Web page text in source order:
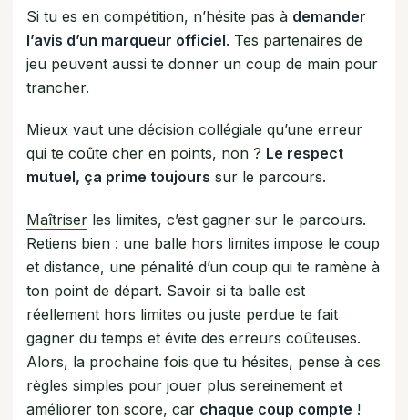
Si tu es en compétition, n’hésite pas à demander
l’avis d’un marqueur officiel. Tes partenaires de
jeu peuvent aussi te donner un coup de main pour
trancher.
Mieux vaut une décision collégiale qu’une erreur
qui te coûte cher en points, non ? Le respect
mutuel, ça prime toujours sur le parcours.
Maîtriserles limites, c’est gagner sur le parcours.
Retiens bien : une balle hors limites impose le coup
et distance, une pénalité d’un coup qui te ramène à
ton point de départ. Savoir si ta balle est
réellement hors limites ou juste perdue te fait
gagner du temps et évite des erreurs coûteuses.
Alors, la prochaine fois que tu hésites, pense à ces
règles simples pour jouer plus sereinement et
améliorer ton score, car chaque coup compte !